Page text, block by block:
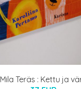
Mila Teräs : Kettu ja